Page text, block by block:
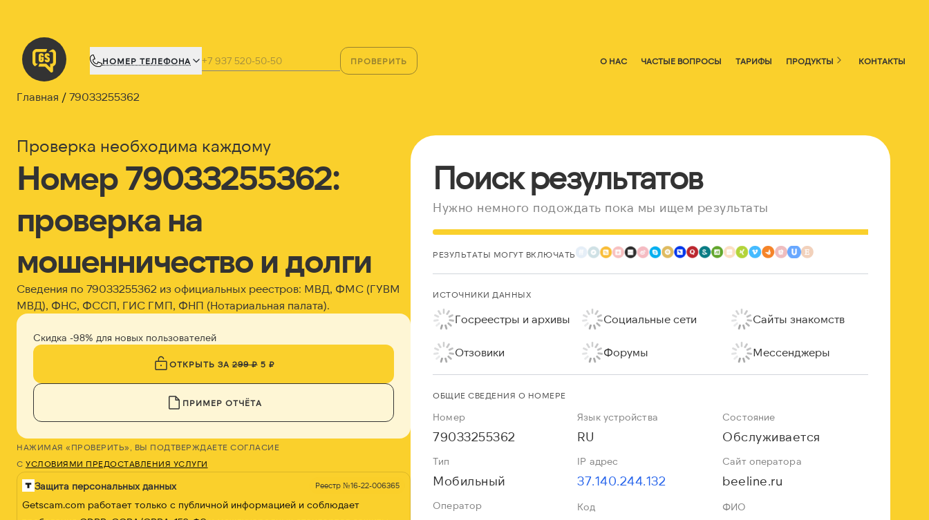
НОМЕР ТЕЛЕФОНА ПРОВЕРИТЬ О НАС ЧАСТЫЕ ВОПРОСЫ ТАРИФЫ ПРОДУКТЫ КОНТАКТЫ
Главная 79033255362
Проверка необходима каждому
Номер 79033255362:
проверка на
мошенничество и долги
Сведения по 79033255362 из официальных реестров: МВД, ФМС (ГУВМ
МВД), ФНС, ФССП, ГИС ГМП, ФНП (Нотариальная палата).
Скидка -98% для новых пользователей
ОТКРЫТЬ ЗА299 ₽5 ₽
ПРИМЕР ОТЧЁТА
НАЖИМАЯ «ПРОВЕРИТЬ», ВЫ ПОДТВЕРЖДАЕТЕ СОГЛАСИЕ
С УСЛОВИЯМИ ПРЕДОСТАВЛЕНИЯ УСЛУГИ
Защита персональных данных Реестр №16-22-006365
Getscam.com работает только с публичной информацией и соблюдает
Поиск результатов
Нужно немного подождать пока мы ищем результаты
РЕЗУЛЬТАТЫ МОГУТ ВКЛЮЧАТЬ
ИСТОЧНИКИ ДАННЫХ
Госреестры и архивы Социальные сети Сайты знакомств
Отзовики Форумы Мессенджеры
ОБЩИЕ СВЕДЕНИЯ О НОМЕРЕ
Номер
79033255362
Язык устройства
RU
Состояние
Обслуживается
Тип
Мобильный
IP адрес
37.140.244.132
Сайт оператора
beeline.ru
Оператор Код ФИО